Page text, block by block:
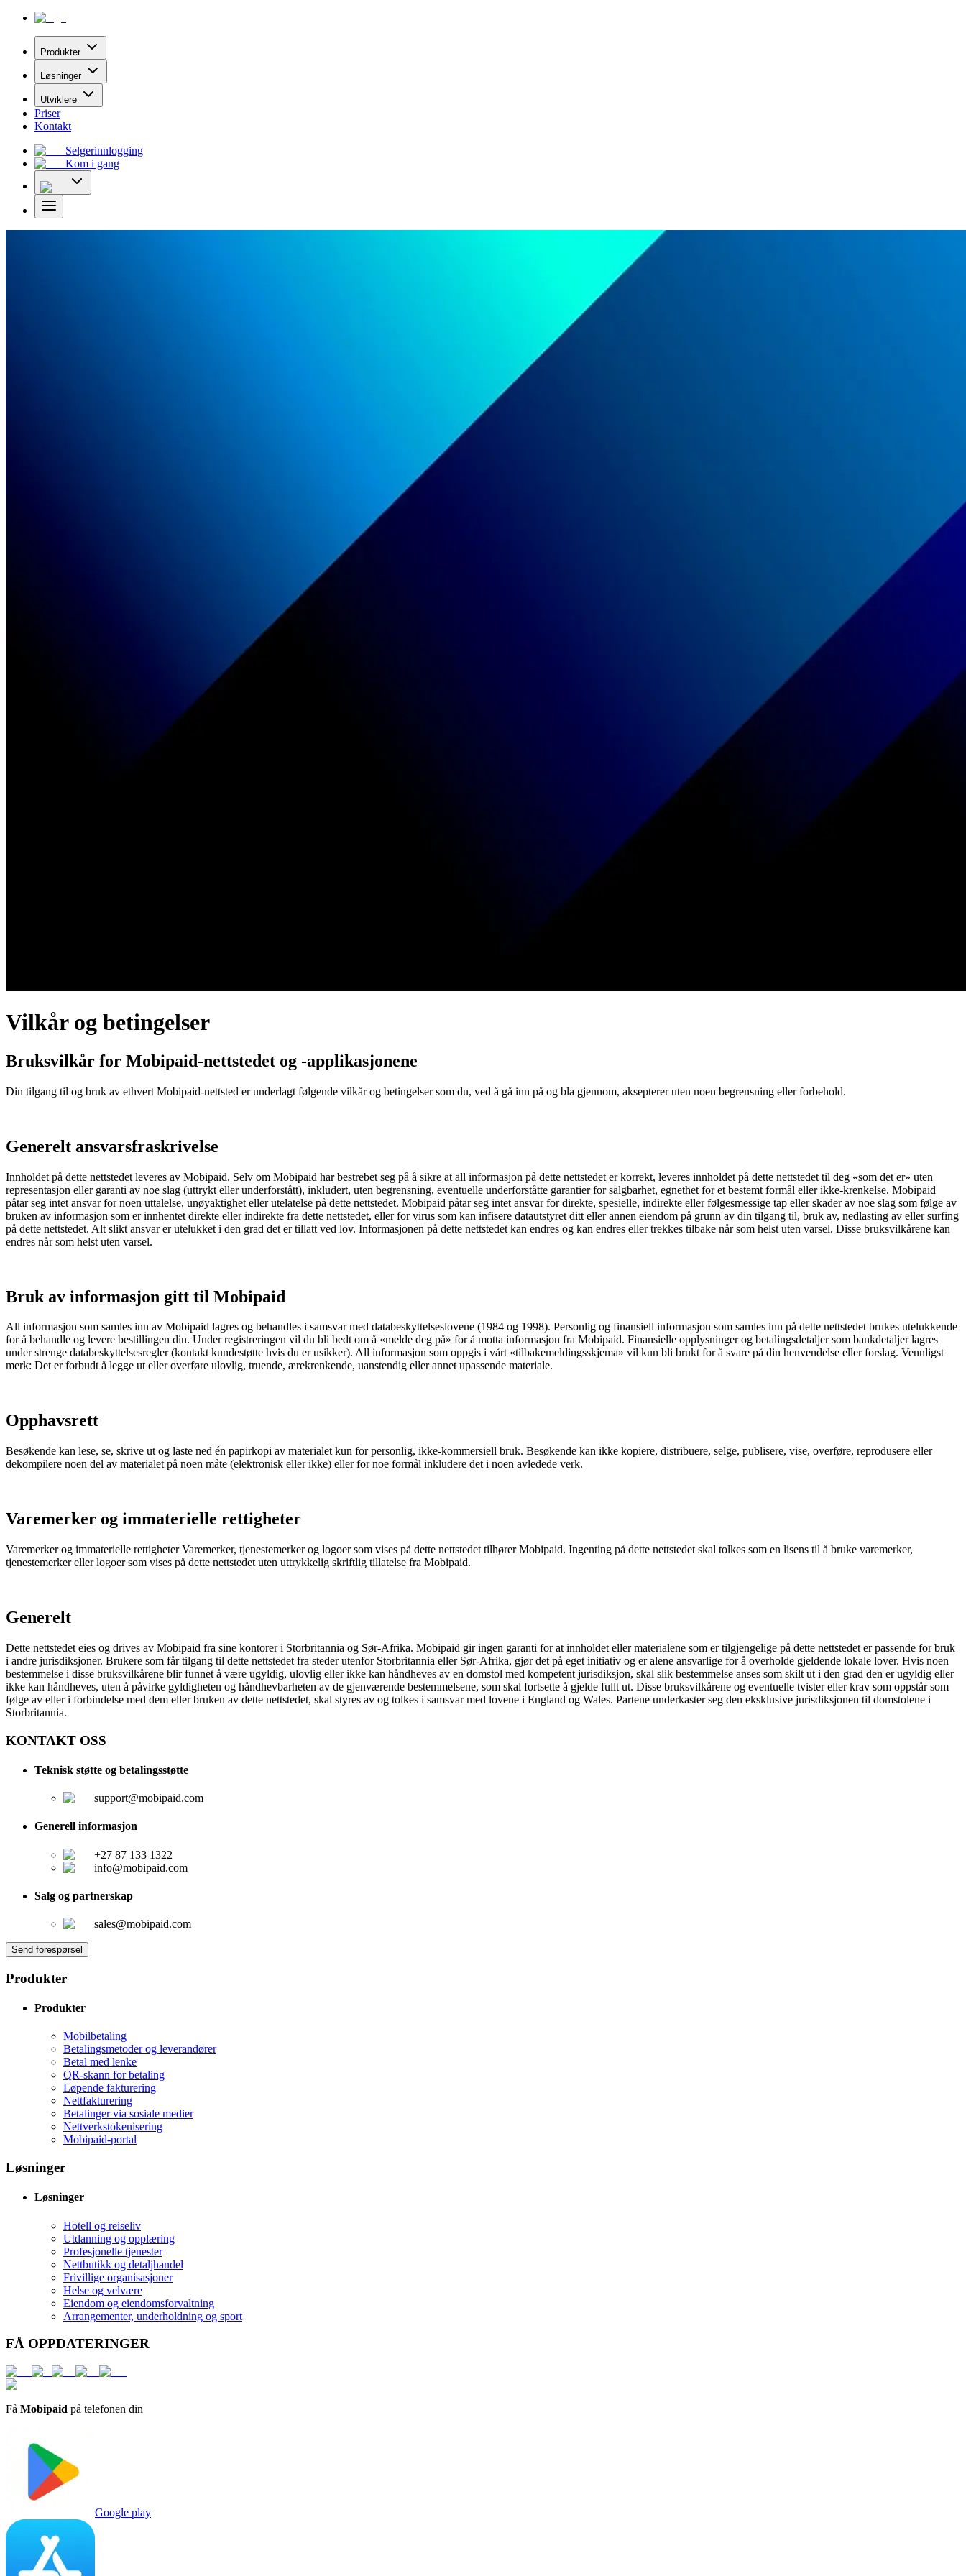
Produkter
Løsninger
Utviklere
Priser
Kontakt
Selgerinnlogging
Kom i gang
Vilkår og betingelser
Bruksvilkår for Mobipaid-nettstedet og -applikasjonene
Din tilgang til og bruk av ethvert Mobipaid-nettsted er underlagt følgende vilkår og betingelser som du, ved å gå inn på og bla gjennom, aksepterer uten noen begrensning eller forbehold.
Generelt ansvarsfraskrivelse
Innholdet på dette nettstedet leveres av Mobipaid. Selv om Mobipaid har bestrebet seg på å sikre at all informasjon på dette nettstedet er korrekt, leveres innholdet på dette nettstedet til deg «som det er» uten
representasjon eller garanti av noe slag (uttrykt eller underforstått), inkludert, uten begrensning, eventuelle underforståtte garantier for salgbarhet, egnethet for et bestemt formål eller ikke-krenkelse. Mobipaid
påtar seg intet ansvar for noen uttalelse, unøyaktighet eller utelatelse på dette nettstedet. Mobipaid påtar seg intet ansvar for direkte, spesielle, indirekte eller følgesmessige tap eller skader av noe slag som følge av
bruken av informasjon som er innhentet direkte eller indirekte fra dette nettstedet, eller for virus som kan infisere datautstyret ditt eller annen eiendom på grunn av din tilgang til, bruk av, nedlasting av eller surfing
på dette nettstedet. Alt slikt ansvar er utelukket i den grad det er tillatt ved lov. Informasjonen på dette nettstedet kan endres og kan endres eller trekkes tilbake når som helst uten varsel. Disse bruksvilkårene kan
endres når som helst uten varsel.
Bruk av informasjon gitt til Mobipaid
All informasjon som samles inn av Mobipaid lagres og behandles i samsvar med databeskyttelseslovene (1984 og 1998). Personlig og finansiell informasjon som samles inn på dette nettstedet brukes utelukkende
for å behandle og levere bestillingen din. Under registreringen vil du bli bedt om å «melde deg på» for å motta informasjon fra Mobipaid. Finansielle opplysninger og betalingsdetaljer som bankdetaljer lagres
under strenge databeskyttelsesregler (kontakt kundestøtte hvis du er usikker). All informasjon som oppgis i vårt «tilbakemeldingsskjema» vil kun bli brukt for å svare på din henvendelse eller forslag. Vennligst
merk: Det er forbudt å legge ut eller overføre ulovlig, truende, ærekrenkende, uanstendig eller annet upassende materiale.
Opphavsrett
Besøkende kan lese, se, skrive ut og laste ned én papirkopi av materialet kun for personlig, ikke-kommersiell bruk. Besøkende kan ikke kopiere, distribuere, selge, publisere, vise, overføre, reprodusere eller
dekompilere noen del av materialet på noen måte (elektronisk eller ikke) eller for noe formål inkludere det i noen avledede verk.
Varemerker og immaterielle rettigheter
Varemerker og immaterielle rettigheter Varemerker, tjenestemerker og logoer som vises på dette nettstedet tilhører Mobipaid. Ingenting på dette nettstedet skal tolkes som en lisens til å bruke varemerker,
tjenestemerker eller logoer som vises på dette nettstedet uten uttrykkelig skriftlig tillatelse fra Mobipaid.
Generelt
Dette nettstedet eies og drives av Mobipaid fra sine kontorer i Storbritannia og Sør-Afrika. Mobipaid gir ingen garanti for at innholdet eller materialene som er tilgjengelige på dette nettstedet er passende for bruk
i andre jurisdiksjoner. Brukere som får tilgang til dette nettstedet fra steder utenfor Storbritannia eller Sør-Afrika, gjør det på eget initiativ og er alene ansvarlige for å overholde gjeldende lokale lover. Hvis noen
bestemmelse i disse bruksvilkårene blir funnet å være ugyldig, ulovlig eller ikke kan håndheves av en domstol med kompetent jurisdiksjon, skal slik bestemmelse anses som skilt ut i den grad den er ugyldig eller
ikke kan håndheves, uten å påvirke gyldigheten og håndhevbarheten av de gjenværende bestemmelsene, som skal fortsette å gjelde fullt ut. Disse bruksvilkårene og eventuelle tvister eller krav som oppstår som
følge av eller i forbindelse med dem eller bruken av dette nettstedet, skal styres av og tolkes i samsvar med lovene i England og Wales. Partene underkaster seg den eksklusive jurisdiksjonen til domstolene i
Storbritannia.
KONTAKT OSS
Teknisk støtte og betalingsstøtte
support@mobipaid.com
Generell informasjon
+27 87 133 1322
info@mobipaid.com
Salg og partnerskap
sales@mobipaid.com
Send forespørsel
Produkter
Produkter
Mobilbetaling
Betalingsmetoder og leverandører
Betal med lenke
QR-skann for betaling
Løpende fakturering
Nettfakturering
Betalinger via sosiale medier
Nettverkstokenisering
Mobipaid-portal
Løsninger
Løsninger
Hotell og reiseliv
Utdanning og opplæring
Profesjonelle tjenester
Nettbutikk og detaljhandel
Frivillige organisasjoner
Helse og velvære
Eiendom og eiendomsforvaltning
Arrangementer, underholdning og sport
FÅ OPPDATERINGER
Få Mobipaid på telefonen din
Google play